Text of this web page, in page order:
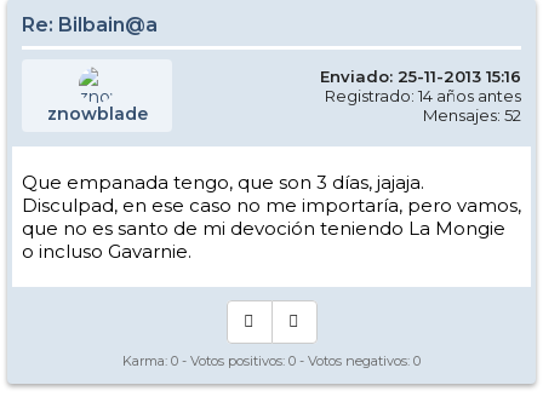
Re: Bilbain@a
znowblade
Enviado: 25-11-2013 15:16
Registrado: 14 años antes
Mensajes: 52
Que empanada tengo, que son 3 días, jajaja.
Disculpad, en ese caso no me importaría, pero vamos,
que no es santo de mi devoción teniendo La Mongie
o incluso Gavarnie.
Karma: 0 - Votos positivos: 0 - Votos negativos: 0